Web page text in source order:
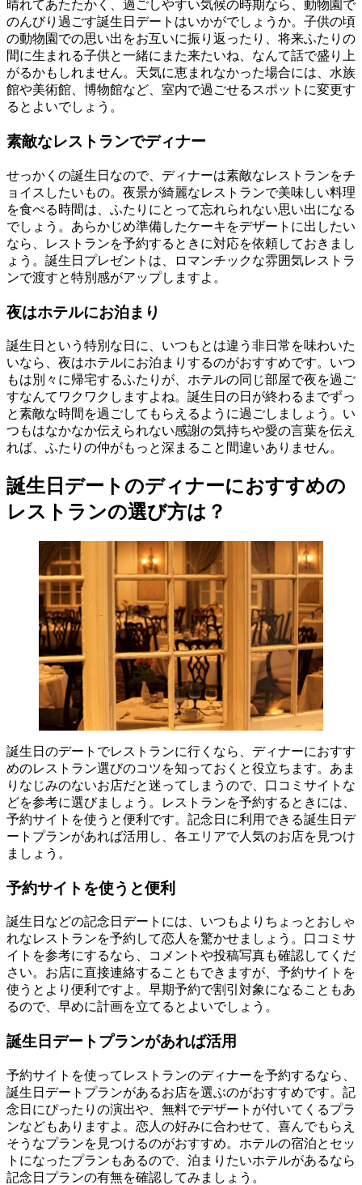
晴れてあたたかく、過ごしやすい気候の時期なら、動物園で
のんびり過ごす誕生日デートはいかがでしょうか。子供の頃
の動物園での思い出をお互いに振り返ったり、将来ふたりの
間に生まれる子供と一緒にまた来たいね、なんて話で盛り上
がるかもしれません。天気に恵まれなかった場合には、水族
館や美術館、博物館など、室内で過ごせるスポットに変更す
るとよいでしょう。
素敵なレストランでディナー
せっかくの誕生日なので、ディナーは素敵なレストランをチ
ョイスしたいもの。夜景が綺麗なレストランで美味しい料理
を食べる時間は、ふたりにとって忘れられない思い出になる
でしょう。あらかじめ準備したケーキをデザートに出したい
なら、レストランを予約するときに対応を依頼しておきまし
ょう。誕生日プレゼントは、ロマンチックな雰囲気レストラ
ンで渡すと特別感がアップしますよ。
夜はホテルにお泊まり
誕生日という特別な日に、いつもとは違う非日常を味わいた
いなら、夜はホテルにお泊まりするのがおすすめです。いつ
もは別々に帰宅するふたりが、ホテルの同じ部屋で夜を過ご
すなんてワクワクしますよね。誕生日の日が終わるまでずっ
と素敵な時間を過ごしてもらえるように過ごしましょう。い
つもはなかなか伝えられない感謝の気持ちや愛の言葉を伝え
れば、ふたりの仲がもっと深まること間違いありません。
誕生日デートのディナーにおすすめの
レストランの選び方は？
誕生日のデートでレストランに行くなら、ディナーにおすす
めのレストラン選びのコツを知っておくと役立ちます。あま
りなじみのないお店だと迷ってしまうので、口コミサイトな
どを参考に選びましょう。レストランを予約するときには、
予約サイトを使うと便利です。記念日に利用できる誕生日デ
ートプランがあれば活用し、各エリアで人気のお店を見つけ
ましょう。
予約サイトを使うと便利
誕生日などの記念日デートには、いつもよりちょっとおしゃ
れなレストランを予約して恋人を驚かせましょう。口コミサ
イトを参考にするなら、コメントや投稿写真も確認してくだ
さい。お店に直接連絡することもできますが、予約サイトを
使うとより便利ですよ。早期予約で割引対象になることもあ
るので、早めに計画を立てるとよいでしょう。
誕生日デートプランがあれば活用
予約サイトを使ってレストランのディナーを予約するなら、
誕生日デートプランがあるお店を選ぶのがおすすめです。記
念日にぴったりの演出や、無料でデザートが付いてくるプラ
ンなどもありますよ。恋人の好みに合わせて、喜んでもらえ
そうなプランを見つけるのがおすすめ。ホテルの宿泊とセッ
トになったプランもあるので、泊まりたいホテルがあるなら
記念日プランの有無を確認してみましょう。